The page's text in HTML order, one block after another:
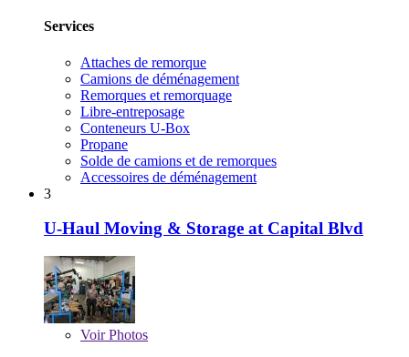
Services
Attaches de remorque
Camions de déménagement
Remorques et remorquage
Libre-entreposage
Conteneurs U-Box
Propane
Solde de camions et de remorques
Accessoires de déménagement
3
U-Haul Moving & Storage at Capital Blvd
VoirPhotos